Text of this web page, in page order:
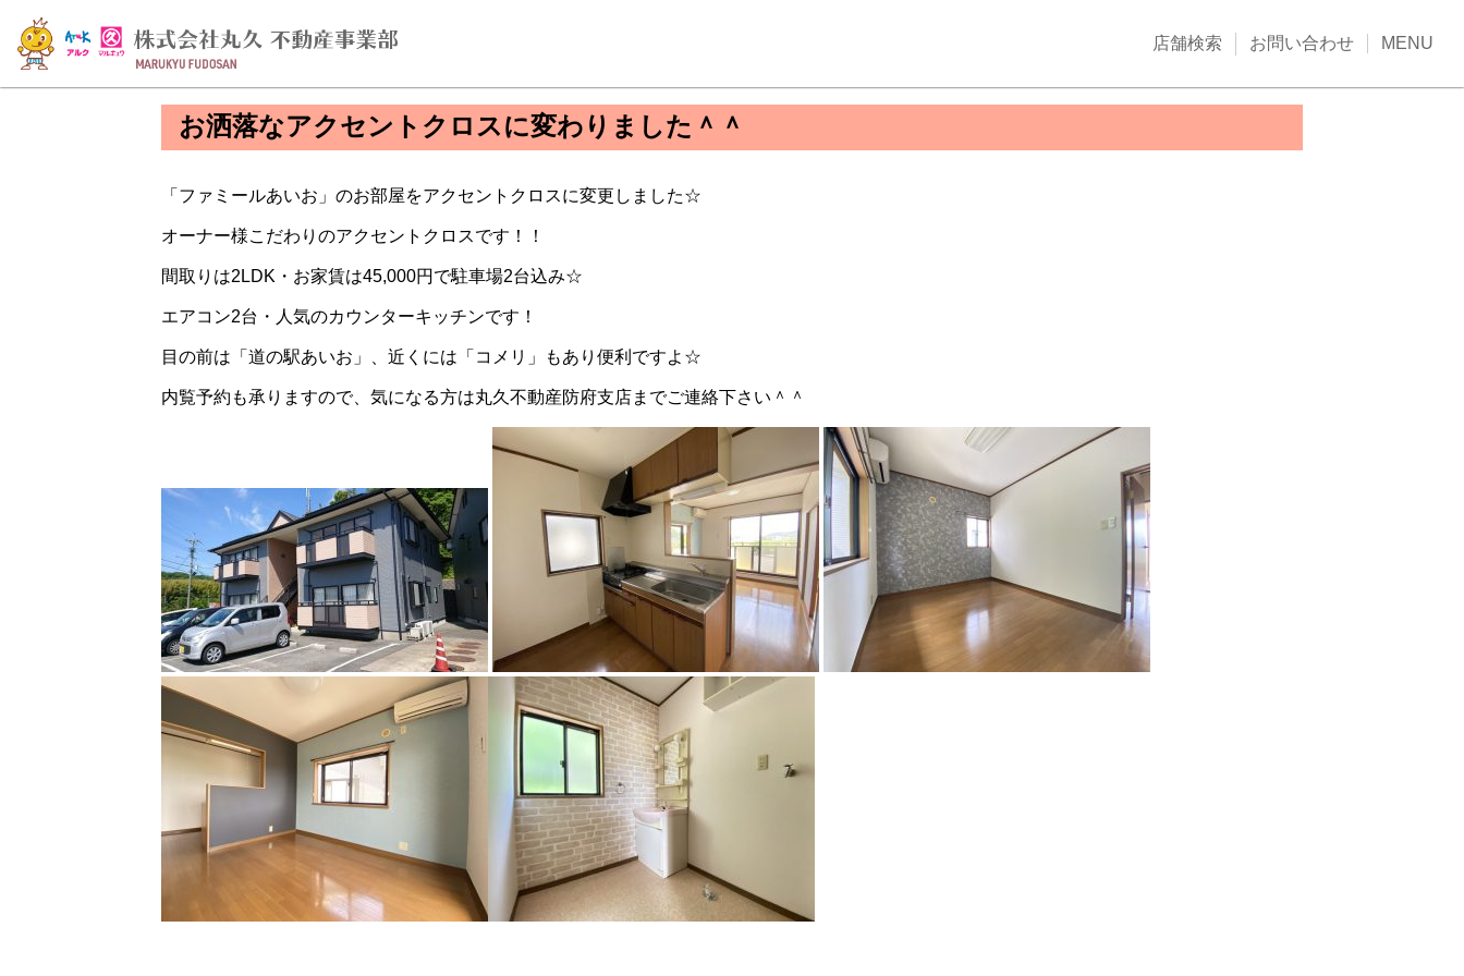
店舗検索 お問い合わせ MENU
お洒落なアクセントクロスに変わりました＾＾
「ファミールあいお」のお部屋をアクセントクロスに変更しました☆
オーナー様こだわりのアクセントクロスです！！
間取りは2LDK・お家賃は45,000円で駐車場2台込み☆
エアコン2台・人気のカウンターキッチンです！
目の前は「道の駅あいお」、近くには「コメリ」もあり便利ですよ☆
内覧予約も承りますので、気になる方は丸久不動産防府支店までご連絡下さい＾＾